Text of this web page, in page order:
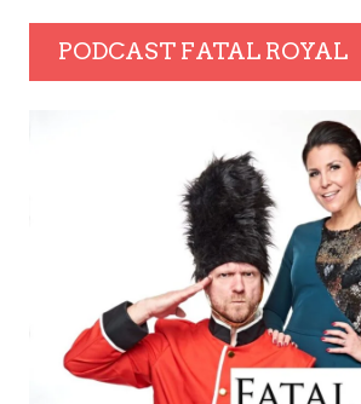
PODCAST FATAL ROYAL